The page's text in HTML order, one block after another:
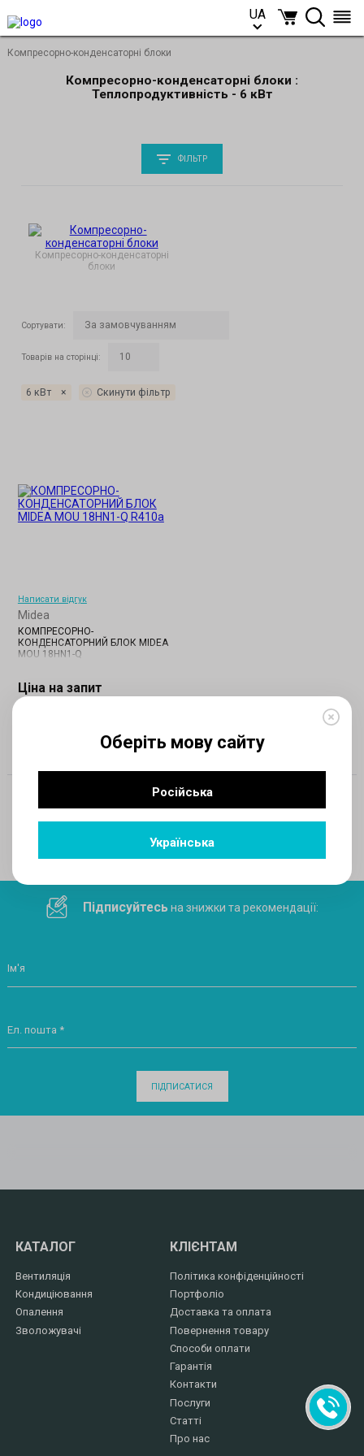
Оберіть мову сайту
Російська
Українська
UA
Компресорно-конденсаторні блоки
Компресорно-конденсаторні блоки :
Теплопродуктивність - 6 кВт
ФІЛЬТР
Компресорно-конденсаторні
блоки
Сортувати:
Товарів на сторінці:
6 кВт × Скинути фільтр
Написати відгук
Midea
КОМПРЕСОРНО-
КОНДЕНСАТОРНИЙ БЛОК MIDEA
MOU 18HN1-Q
Ціна на запит
Підписуйтесьна знижки та рекомендації:
Ім'я
Ел. пошта *
ПІДПИСАТИСЯ
КАТАЛОГ
Вентиляція
Кондиціювання
Опалення
Зволожувачі
КЛІЄНТАМ
Політика конфіденційності
Портфоліо
Доставка та оплата
Повернення товару
Способи оплати
Гарантія
Контакти
Послуги
Статті
Про нас